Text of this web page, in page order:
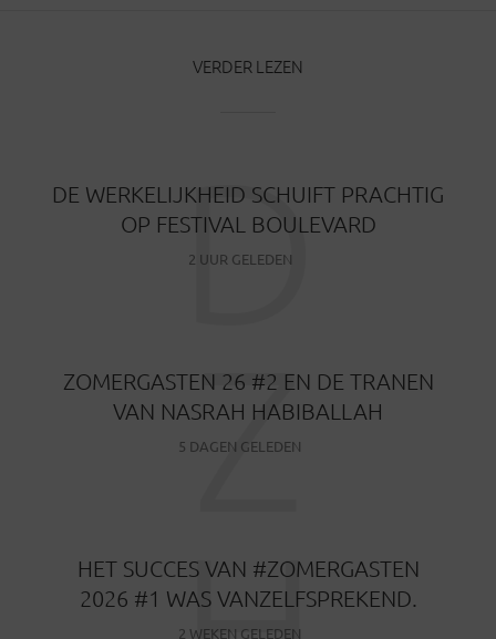
VERDER LEZEN
DE WERKELIJKHEID SCHUIFT PRACHTIG
OP FESTIVAL BOULEVARD
2 UUR GELEDEN
D
ZOMERGASTEN 26 #2 EN DE TRANEN
VAN NASRAH HABIBALLAH
5 DAGEN GELEDEN
Z
HET SUCCES VAN #ZOMERGASTEN
2026 #1 WAS VANZELFSPREKEND.
2 WEKEN GELEDEN